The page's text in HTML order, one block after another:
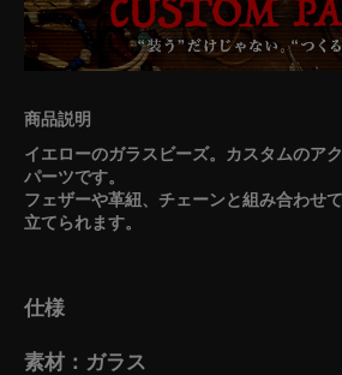
イエローのガラスビーズ。カスタムのア
パーツです。
フェザーや革紐、チェーンと組み合わせ
立てられます。
仕様
素材：ガラス